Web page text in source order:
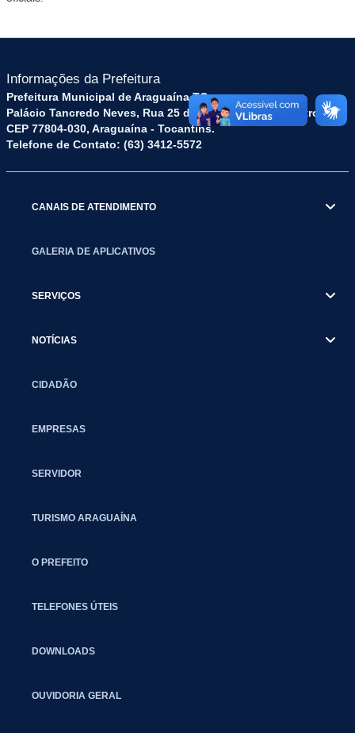
Informações da Prefeitura
Prefeitura Municipal de Araguaína TO
Palácio Tancredo Neves, Rua 25 de Dezembro, 52 - Centro
CEP 77804-030, Araguaína - Tocantins.
Telefone de Contato: (63) 3412-5572
CANAIS DE ATENDIMENTO
GALERIA DE APLICATIVOS
SERVIÇOS
NOTÍCIAS
CIDADÃO
EMPRESAS
SERVIDOR
TURISMO ARAGUAÍNA
O PREFEITO
TELEFONES ÚTEIS
DOWNLOADS
OUVIDORIA GERAL